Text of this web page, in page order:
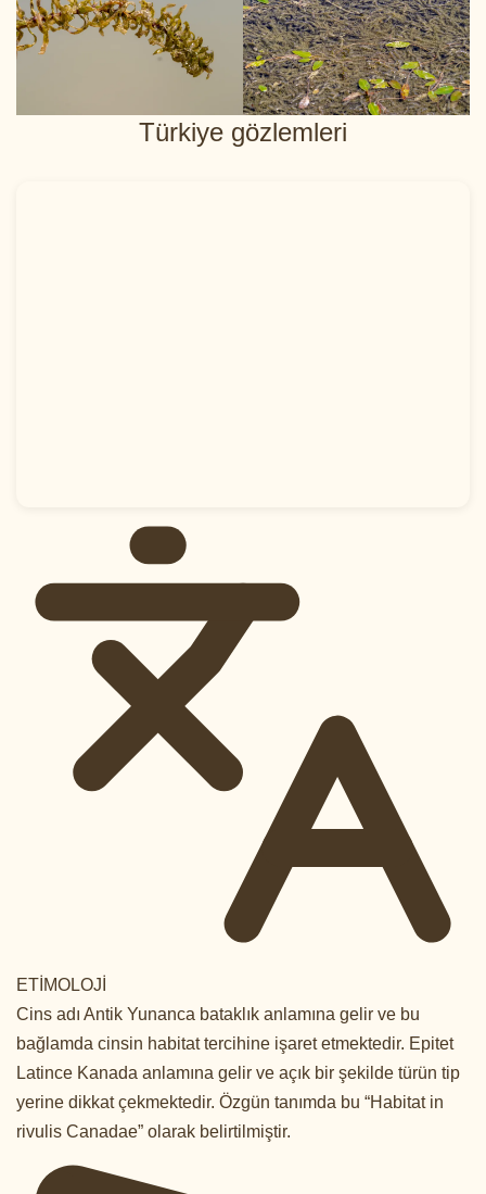
Türkiye gözlemleri
ETİMOLOJİ
Cins adı Antik Yunanca bataklık anlamına gelir ve bu
bağlamda cinsin habitat tercihine işaret etmektedir. Epitet
Latince Kanada anlamına gelir ve açık bir şekilde türün tip
yerine dikkat çekmektedir. Özgün tanımda bu “Habitat in
rivulis Canadae” olarak belirtilmiştir.